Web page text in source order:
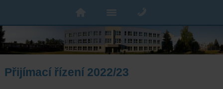
Přijímací řízení 2022/23